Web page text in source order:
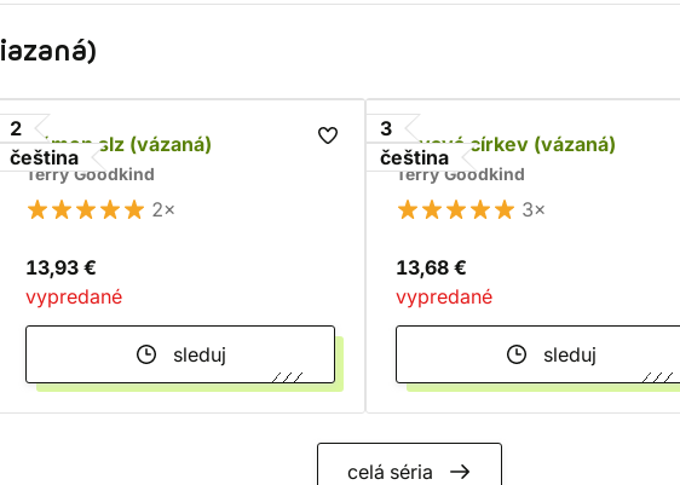
2
čeština
Kámen slz (vázaná)
Terry Goodkind
2×
13,93 €
vypredané
sleduj
3
čeština
Krvavá církev (vázaná)
Terry Goodkind
3×
13,68 €
vypredané
sleduj
celá séria